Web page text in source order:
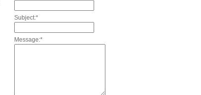
Subject:*
Message:*